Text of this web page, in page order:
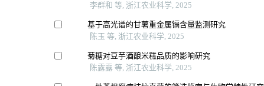
李群和 等, 浙江农业科学, 2025
基于高光谱的甘薯重金属镉含量监测研究
陈玉 等, 浙江农业科学, 2025
菊糖对豆芋酒酿米糕品质的影响研究
陈露露 等, 浙江农业科学, 2025